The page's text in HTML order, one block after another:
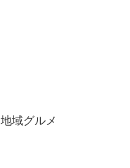
地域グルメ